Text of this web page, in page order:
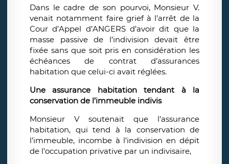
Dans le cadre de son pourvoi, Monsieur V.
venait notamment faire grief à l’arrêt de la
Cour d’Appel d’ANGERS d’avoir dit que la
masse passive de l’indivision devait être
fixée sans que soit pris en considération les
échéances de contrat d’assurances
habitation que celui-ci avait réglées.
Une assurance habitation tendant à la
conservation de l’immeuble indivis
Monsieur V soutenait que l’assurance
habitation, qui tend à la conservation de
l’immeuble, incombe à l’indivision en dépit
de l’occupation privative par un indivisaire,